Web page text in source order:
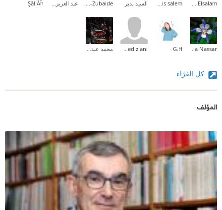
Ehab Mohammed Abd Elsalam
lamis salem السيد بدير Mohammad Al-Zubaide عبد العزيز غدويني Şăł Åĥ
Alaa Nassar
G.H
Mohammed ziani محمد عبد المنعم
كل القرّاء
المؤلف